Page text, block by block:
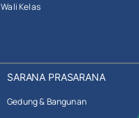
Wali Kelas
SARANA PRASARANA
Gedung & Bangunan